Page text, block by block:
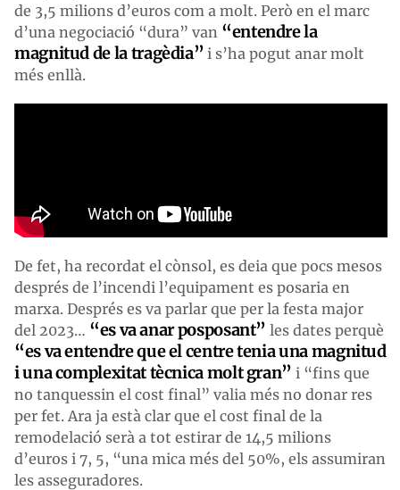
de 3,5 milions d’euros com a molt. Però en el marc
d’una negociació “dura” van “entendre la
magnitud de la tragèdia” i s’ha pogut anar molt
més enllà.
De fet, ha recordat el cònsol, es deia que pocs mesos
després de l’incendi l’equipament es posaria en
marxa. Després es va parlar que per la festa major
del 2023… “es va anar posposant” les dates perquè
“es va entendre que el centre tenia una magnitud
i una complexitat tècnica molt gran” i “fins que
no tanquessin el cost final” valia més no donar res
per fet. Ara ja està clar que el cost final de la
remodelació serà a tot estirar de 14,5 milions
d’euros i 7, 5, “una mica més del 50%, els assumiran
les asseguradores.